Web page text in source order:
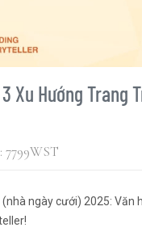
Xu Hướng Trang
7799WST
ngày cưới) 2025: